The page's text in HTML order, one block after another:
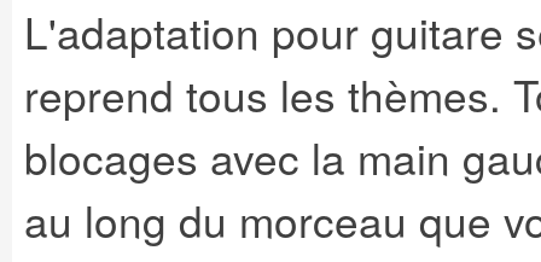
L'adaptation pour guitare
reprend tous les thèmes.
blocages avec la main
au long du morceau que